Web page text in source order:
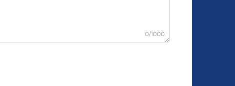
0/1000